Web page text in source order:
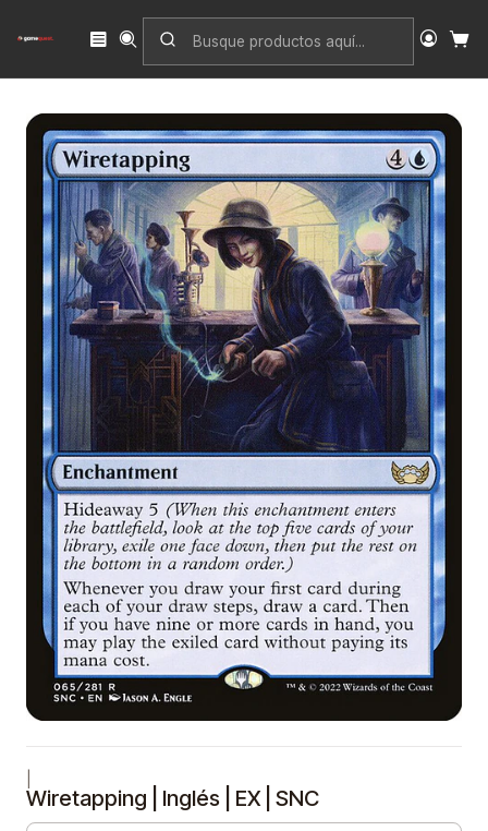
Inicio Singles
Streets of New Capenna
Wiretapping | Inglés | EX | SNC
Wiretapping | Inglés | EX | SNC